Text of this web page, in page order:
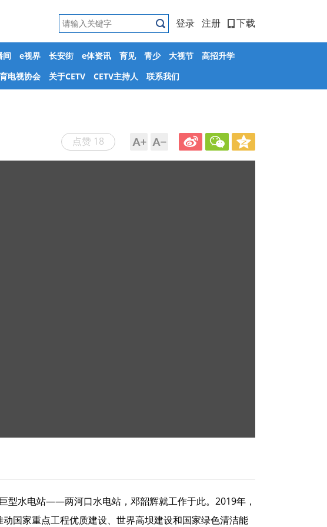
登录 注册 下载
间 e视界 长安街 e体资讯 育见 青少 大视节
高招升学
电视协会 关于CETV CETV主持人 联系我们
点赞 18
型水电站——两河口水电站，邓韶辉就工作于此。2019年，
国家重点工程优质建设、世界高坝建设和国家绿色清洁能